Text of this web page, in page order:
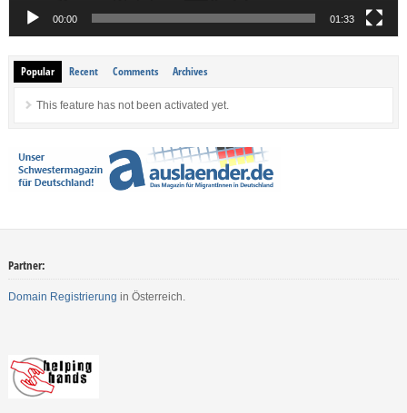
00:00 01:33
Popular Recent Comments Archives
This feature has not been activated yet.
Partner:
Domain Registrierung in Österreich.